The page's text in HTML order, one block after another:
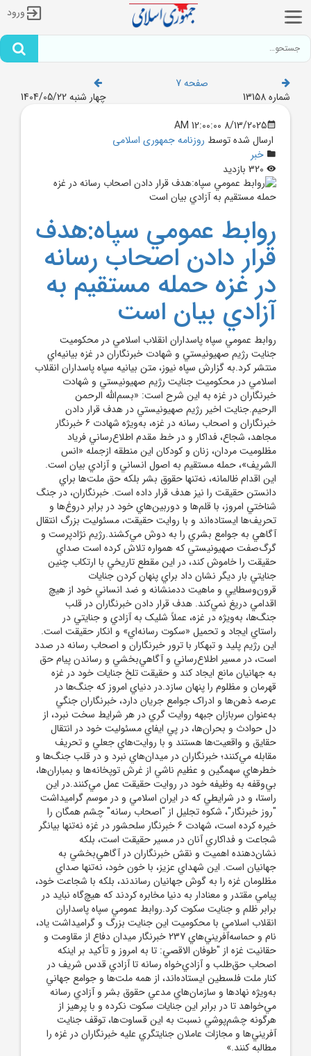
ورود
صفحه 7
شماره 13158
چهار شنبه 1404/05/22
8/13/2025 12:00:00 AM
ارسال شده توسط روزنامه جمهوری اسلامی
خبر
روابط عمومي سپاه:هدف
قرار دادن اصحاب رسانه
در غزه حمله مستقيم به
آزادي بيان است
روابط عمومي سپاه پاسداران انقلاب اسلامي در محکوميت
جنايت رژيم صهيونيستي و شهادت خبرنگاران در غزه بيانيه‌اي
منتشر کرد.به گزارش سپاه نيوز، متن بيانيه سپاه پاسداران انقلاب
اسلامي در محکوميت جنايت رژيم صهيونيستي و شهادت
خبرنگاران در غزه به اين شرح است: «بسم‌الله الرحمن
الرحيم.جنايت اخير رژيم صهيونيستي در هدف قرار دادن
خبرنگاران و اصحاب رسانه در غزه، به‌ويژه شهادت 6 خبرنگار
مجاهد، شجاع، فداکار و در خط مقدم اطلاع‌رساني فرياد
مظلوميت مردان، زنان و کودکان اين منطقه ازجمله «انس
الشريف»، حمله مستقيم به اصول انساني و آزادي بيان است.
اين اقدام ظالمانه، نه‌تنها حقوق بشر بلکه حق ملت‌ها براي
دانستن حقيقت را نيز هدف قرار داده است. خبرنگاران، در جنگ
شناختي امروز، با قلم‌ها و دوربين‌هاي خود در برابر دروغ‌ها و
تحريف‌ها ايستاده‌اند و با روايت حقيقت، مسئوليت بزرگ انتقال
آگاهي به جوامع بشري را به دوش مي‌کشند.رژيم نژادپرست و
گرگ‌صفت صهيونيستي که همواره تلاش کرده است صداي
حقيقت را خاموش کند، در اين مقطع تاريخي با ارتکاب چنين
جنايتي بار ديگر نشان داد براي پنهان کردن جنايات
قرون‌وسطايي و ماهيت ددمنشانه و ضد انساني خود از هيچ
اقدامي دريغ نمي‌کند. هدف قرار دادن خبرنگاران در قلب
جنگ‌ها، به‌ويژه در غزه، عملاً شليک به آزادي و جنايتي در
راستاي ايجاد و تحميل «سکوت رسانه‌اي» و انکار حقيقت است.
اين رژيم پليد و تبهکار با ترور خبرنگاران و اصحاب رسانه در صدد
است، در مسير اطلاع‌رساني و آگاهي‌بخشي و رساندن پيام حق
به جهانيان مانع ايجاد کند و حقيقت تلخ جنايات خود در غزه
قهرمان و مظلوم را پنهان سازد.در دنياي امروز که جنگ‌ها در
عرصه ذهن‌ها و ادراک جوامع جريان دارد، خبرنگاران جنگي
به‌عنوان سربازان جبهه روايت گري در هر شرايط سخت نبرد، از
دل حوادث و بحران‌ها، در پي ايفاي مسئوليت خود در انتقال
حقايق و واقعيت‌ها هستند و با روايت‌هاي جعلي و تحريف
مقابله مي‌کنند؛ خبرنگاران در ميدان‌هاي نبرد و در قلب جنگ‌ها و
خطرهاي سهمگين و عظيم ناشي از غرش توپخانه‌ها و بمباران‌ها،
بي‌وقفه به وظيفه خود در روايت حقيقت عمل مي‌کنند.در اين
راستا، و در شرايطي که در ايران اسلامي و در موسم گراميداشت
"روز خبرنگار"، شکوه تجليل از "اصحاب رسانه" چشم همگان را
خيره کرده است، شهادت 6 خبرنگار سلحشور در غزه نه‌تنها بيانگر
شجاعت و فداکاري آنان در مسير حقيقت است، بلکه
نشان‌دهنده اهميت و نقش خبرنگاران در آگاهي‌بخشي به
جهانيان است. اين شهداي عزيز، با خون خود، نه‌تنها صداي
مظلومان غزه را به گوش جهانيان رساندند، بلکه با شجاعت خود،
پيامي مقتدر و معنادار به دنيا مخابره کردند که هيچ‌گاه نبايد در
برابر ظلم و جنايت سکوت کرد.روابط عمومي سپاه پاسداران
انقلاب اسلامي با محکوميت اين جنايت بزرگ و گراميداشت ياد،
نام و حماسه‌آفريني‌هاي 237 خبرنگار ميدان دفاع از مقاومت و
حقانيت غزه از "طوفان الاقصي: تا به امروز و تأکيد بر اينکه
اصحاب حق‌طلب و آزادي‌خواه رسانه تا آزادي قدس شريف در
کنار ملت فلسطين ايستاده‌اند، از همه ملت‌ها و جوامع جهاني
به‌ويژه نهادها و سازمان‌هاي مدعي حقوق بشر و آزادي رسانه
مي‌خواهد تا در برابر اين جنايات سکوت نکرده و با پرهيز از
هرگونه چشم‌پوشي نسبت به اين قساوت‌ها، توقف جنايت
آفريني‌ها و مجازات عاملان جنايتگري عليه خبرنگاران در غزه را
مطالبه کنند.»